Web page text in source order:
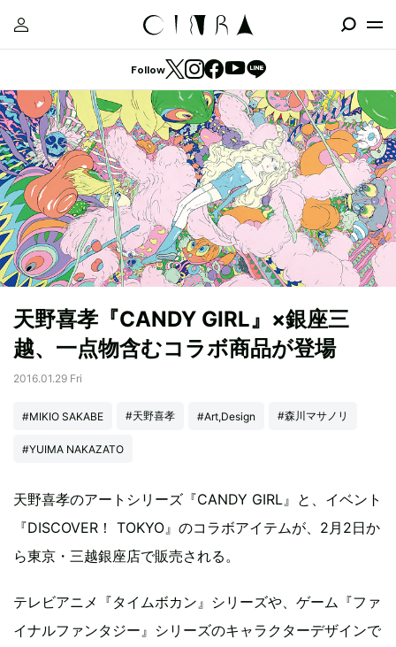
Follow
天野喜孝『CANDY GIRL』×銀座三
越、一点物含むコラボ商品が登場
2016.01.29 Fri
#MIKIO SAKABE #天野喜孝 #Art,Design #森川マサノリ
#YUIMA NAKAZATO
天野喜孝のアートシリーズ『CANDY GIRL』と、イベント
『DISCOVER！ TOKYO』のコラボアイテムが、2月2日か
ら東京・三越銀座店で販売される。
テレビアニメ『タイムボカン』シリーズや、ゲーム『ファ
イナルファンタジー』シリーズのキャラクターデザインで